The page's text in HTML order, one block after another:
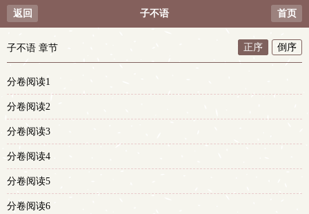
返回 子不语 首页
子不语 章节 正序 倒序
分卷阅读1
分卷阅读2
分卷阅读3
分卷阅读4
分卷阅读5
分卷阅读6